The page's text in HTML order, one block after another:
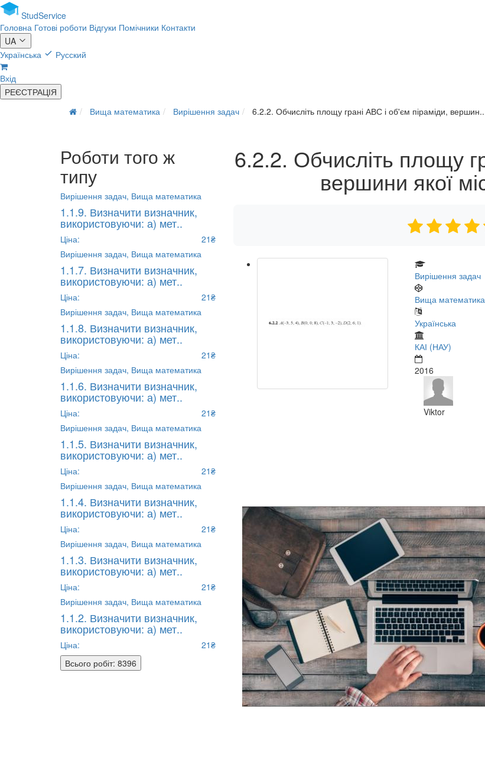
StudService
Головна Готові роботи Відгуки Помічники Контакти
UA
Українська
Русский
Вхід
РЕЄСТРАЦІЯ
Вища математика
Вирішення задач 6.2.2. Обчисліть площу грані АВС і об'єм піраміди,
Роботи того ж
типу
Вирішення задач, Вища математика
1.1.9. Визначити визначник,
використовуючи: а) мет..
Ціна:
21₴
Вирішення задач, Вища математика
1.1.7. Визначити визначник,
використовуючи: а) мет..
Ціна:
21₴
Вирішення задач, Вища математика
1.1.8. Визначити визначник,
використовуючи: а) мет..
Ціна:
21₴
Вирішення задач, Вища математика
1.1.6. Визначити визначник,
використовуючи: а) мет..
Ціна:
21₴
Вирішення задач, Вища математика
1.1.5. Визначити визначник,
використовуючи: а) мет..
Ціна:
21₴
Вирішення задач, Вища математика
1.1.4. Визначити визначник,
використовуючи: а) мет..
Ціна:
21₴
Вирішення задач, Вища математика
1.1.3. Визначити визначник,
використовуючи: а) мет..
Ціна:
21₴
Вирішення задач, Вища математика
1.1.2. Визначити визначник,
використовуючи: а) мет..
Ціна:
21₴
Всього робіт: 8396
6.2.2. Обчисліть площу
вершини якої
Вирішення задач
Вища математика
Українська
КАІ (НАУ)
2016
Viktor